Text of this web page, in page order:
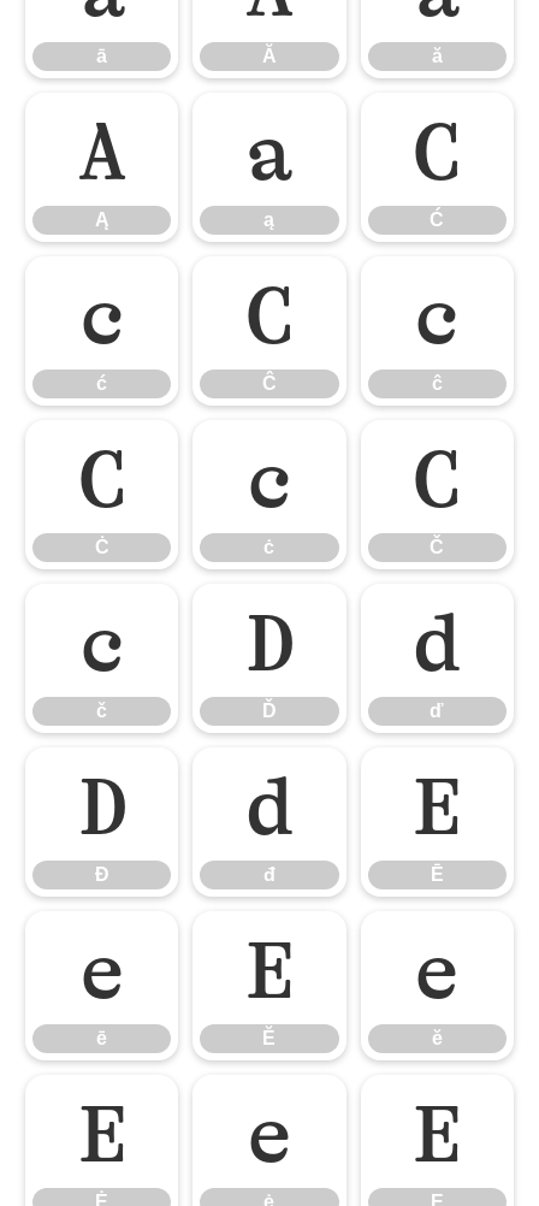
ā Ă ă
Ą
Ą
ą
ą
Ć
Ć
ć
ć
Ĉ
Ĉ
ĉ
ĉ
Ċ
Ċ
ċ
ċ
Č
Č
č
č
Ď
Ď
ď
ď
Đ
Đ
đ
đ
Ē
Ē
ē
ē
Ĕ
Ĕ
ĕ
ĕ
Ė
Ė
ė
ė
Ę
Ę